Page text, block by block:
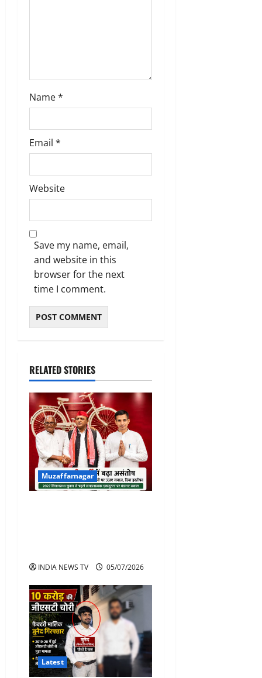
Name*
Email *
Website
Save my name, email,
and website in this
browser for the next
time I comment.
RELATED STORIES
Muzaffarnagar
INDIA NEWS TV 05/07/2026
Latest